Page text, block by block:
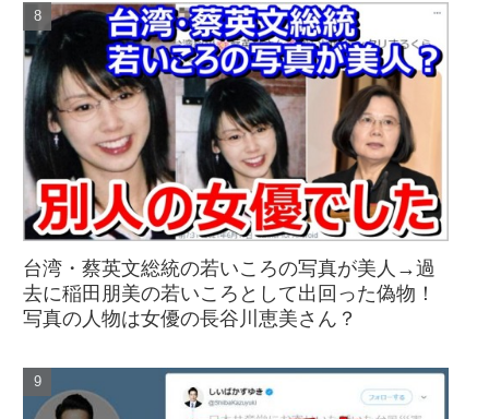
台湾・蔡英文総統の若いころの写真が美人→過
去に稲田朋美の若いころとして出回った偽物！
写真の人物は女優の長谷川恵美さん？